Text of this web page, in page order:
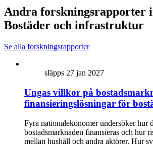
Andra forskningsrapporter
Bostäder och infrastruktur
Se alla forskningsrapporter
släpps 27 jan 2027
Ungas villkor på
finansieringslösningar för
Fyra nationalekonomer undersöker hur
bostadsmarknaden finansieras och hur
mellan hushåll och andra aktörer. Hur